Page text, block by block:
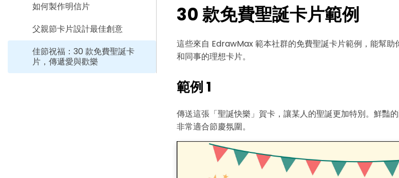
如何製作明信片
父親節卡片設計最佳創意
佳節祝福：30 款免費聖誕卡
片，傳遞愛與歡樂
30 款免費聖誕卡片範例
這些來自 EdrawMax 範本社群的免費聖誕卡片範例，能幫助
和同事的理想卡片。
範例 1
傳送這張「聖誕快樂」賀卡，讓某人的聖誕更加特別。鮮豔
非常適合節慶氛圍。